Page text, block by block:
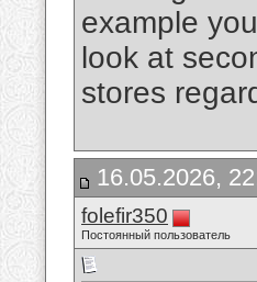
example
look at
stores
16.05.2026,
folefir350
Постоянный пользователь